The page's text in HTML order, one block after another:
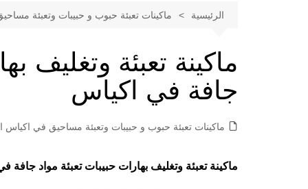
الرئيسية ماكينات تعبئة حبوب و حبيبات وتعبئة
ماكينة تعبئة وتغليف
جافة في اكياس
ماكينات تعبئة حبوب و حبيبات وتعبئة مساحيق في اكياس
ماكينة تعبئة وتغليف بهارات حبيبات تعبئة مواد جافة